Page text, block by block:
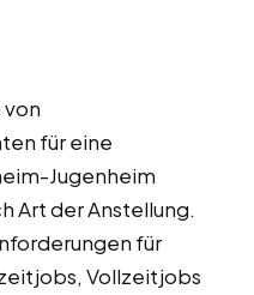
für eine
Jugenheim
Art der Anstellung.
für
Vollzeitjobs